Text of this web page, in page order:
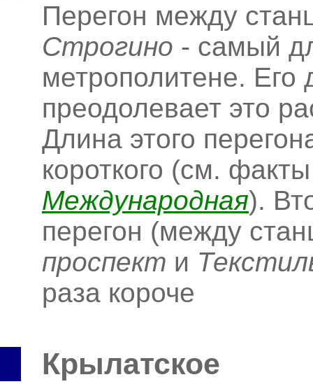
Перегон между
Строгино - самый
метрополитене.
преодолевает это
Длина этого
короткого (см.
Международная).
перегон (между
проспект и
раза короче
Крылатское